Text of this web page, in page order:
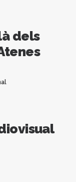
dels